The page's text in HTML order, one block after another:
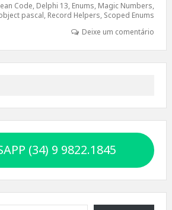
Code, Delphi 13, Enums, Magic Numbers,
pascal, Record Helpers, Scoped Enums
Deixe um comentário
(34) 9 9822.1845